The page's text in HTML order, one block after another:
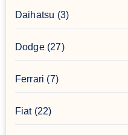
Daihatsu (3)
Dodge(27)
Ferrari (7)
Fiat(22)